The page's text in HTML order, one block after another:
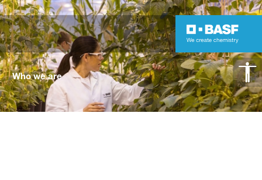
Who we are